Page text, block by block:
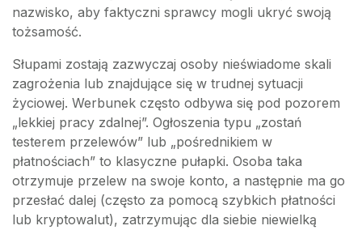
nazwisko, aby faktyczni sprawcy mogli ukryć swoją
tożsamość.
Słupami zostają zazwyczaj osoby nieświadome skali
zagrożenia lub znajdujące się w trudnej sytuacji
życiowej. Werbunek często odbywa się pod pozorem
„lekkiej pracy zdalnej”. Ogłoszenia typu „zostań
testerem przelewów” lub „pośrednikiem w
płatnościach” to klasyczne pułapki. Osoba taka
otrzymuje przelew na swoje konto, a następnie ma go
przesłać dalej (często za pomocą szybkich płatności
lub kryptowalut), zatrzymując dla siebie niewielką